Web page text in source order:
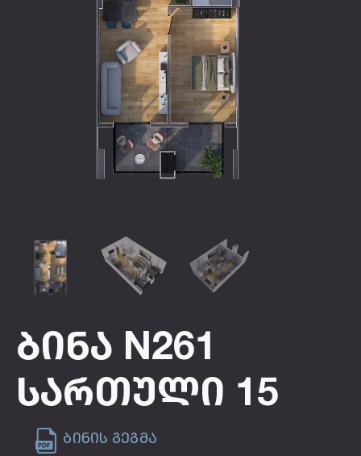
Ბინა N261
Სართული 15
ბინის გეგმა